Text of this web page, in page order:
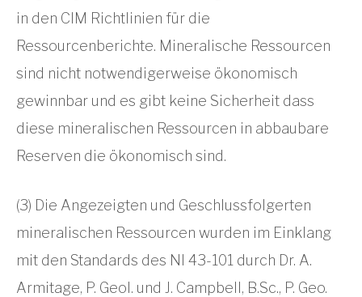
in den CIM Richtlinien für die
Ressourcenberichte. Mineralische Ressourcen
sind nicht notwendigerweise ökonomisch
gewinnbar und es gibt keine Sicherheit dass
diese mineralischen Ressourcen in abbaubare
Reserven die ökonomisch sind.
(3) Die Angezeigten und Geschlussfolgerten
mineralischen Ressourcen wurden im Einklang
mit den Standards des NI 43-101 durch Dr. A.
Armitage, P. Geol. und J. Campbell, B.Sc., P. Geo.